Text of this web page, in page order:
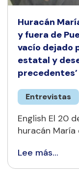
Huracán
y fuera de
vacío dejado
estatal y
precedentes’
Entrevistas
English El 20
huracán
Lee más…